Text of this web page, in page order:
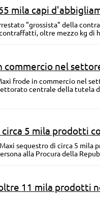
mila capi
"grossista" della
oltre mezzo kg di
commercio nel
frode in commercio nel
centrale della
circa 5 mila prodotti
Maxi sequestro di circa 5
alla Procura della
11 mila prodotti